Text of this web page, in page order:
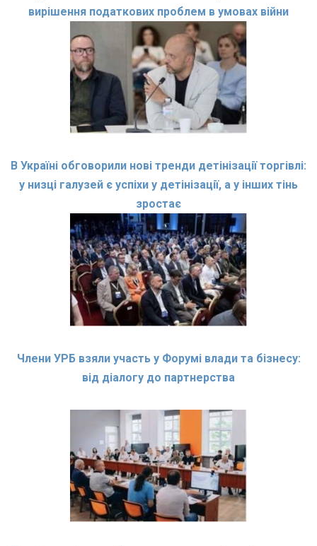
вирішення податкових проблем в умовах війни
В Україні обговорили нові тренди детінізації торгівлі:
у низці галузей є успіхи у детінізації, а у інших тінь
зростає
Члени УРБ взяли участь у Форумі влади та бізнесу:
від діалогу до партнерства